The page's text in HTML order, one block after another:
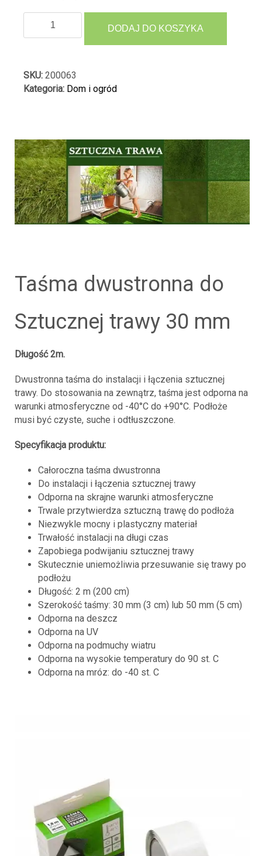
TRAWY
30MM
DODAJ DO KOSZYKA
SKU: 200063
Kategoria: Dom i ogród
taśma dwustronna do
sztucznej trawy 30 mm
Długość 2m.
Dwustronna taśma do instalacji i łączenia sztucznej
trawy. Do stosowania na zewnątrz, taśma jest odporna na
warunki atmosferyczne od -40°C do +90°C. Podłoże
musi być czyste, suche i odtłuszczone.
Specyfikacja produktu:
Całoroczna taśma dwustronna
Do instalacji i łączenia sztucznej trawy
Odporna na skrajne warunki atmosferyczne
Trwale przytwierdza sztuczną trawę do podłoża
Niezwykle mocny i plastyczny materiał
Trwałość instalacji na długi czas
Zapobiega podwijaniu sztucznej trawy
Skutecznie uniemożliwia przesuwanie się trawy po
podłożu
Długość: 2 m (200 cm)
Szerokość taśmy: 30 mm (3 cm) lub 50 mm (5 cm)
Odporna na deszcz
Odporna na UV
Odporna na podmuchy wiatru
Odporna na wysokie temperatury do 90 st. C
Odporna na mróz: do -40 st. C